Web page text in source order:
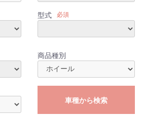
型式 必須
商品種別
車種から検索